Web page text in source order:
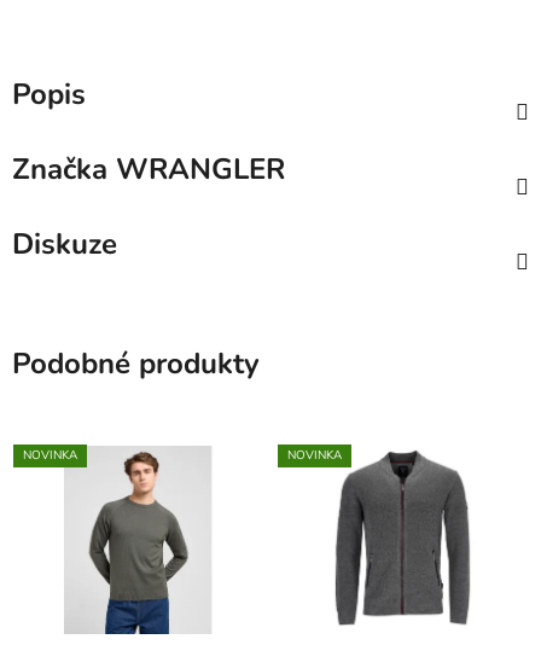
Popis
Značka WRANGLER
Diskuze
Podobné produkty
NOVINKA NOVINKA